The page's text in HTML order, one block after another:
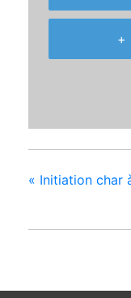
+
« Initiation char